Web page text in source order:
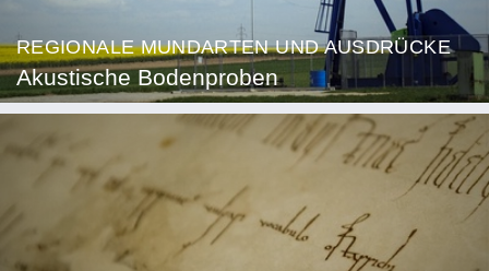
REGIONALE MUNDARTEN UND AUSDRÜCKE
Akustische Bodenproben